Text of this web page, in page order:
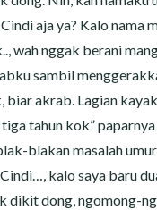
aja ya? Kalo nama
wah nggak berani
sambil
biar akrab. Lagian
tiga tahun kok”
blakan masalah umur
kalo saya baru
dikit dong, ngomong-